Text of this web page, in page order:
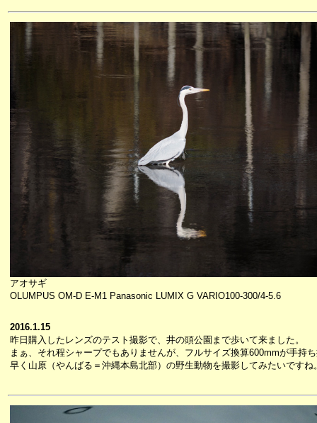
アオサギ
OLUMPUS OM-D E-M1 Panasonic LUMIX G VARIO100-300/4-5.6
2016.1.15
昨日購入したレンズのテスト撮影で、井の頭公園まで歩いて来ました。
まぁ、それ程シャープでもありませんが、フルサイズ換算600mmが手持
早く山原（やんばる＝沖縄本島北部）の野生動物を撮影してみたいですね